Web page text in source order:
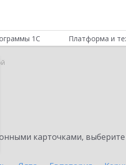
1С Платформа и
карточками,